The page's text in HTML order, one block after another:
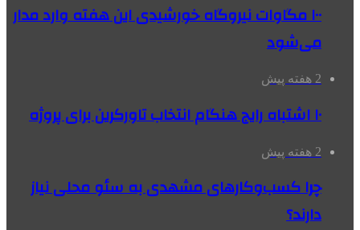
۱۰۰ مگاوات نیروگاه‌ خورشیدی این هفته وارد مدار
می‌شود
2 هفته پیش
۱۰ اشتباه رایج هنگام انتخاب تاورکرین برای پروژه
2 هفته پیش
چرا کسب‌وکارهای مشهدی به سئو محلی نیاز
دارند؟